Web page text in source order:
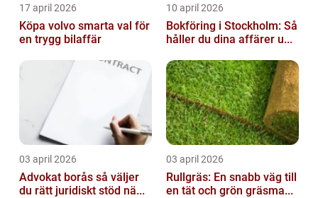
17 april 2026
Köpa volvo smarta val för
en trygg bilaffär
10 april 2026
Bokföring i Stockholm: Så
håller du dina affärer u...
03 april 2026
Advokat borås så väljer
du rätt juridiskt stöd nä...
03 april 2026
Rullgräs: En snabb väg till
en tät och grön gräsma...